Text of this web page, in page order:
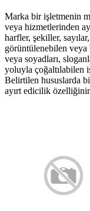
Marka bir işletmenin
veya hizmetlerinden
harfler, şekiller,
görüntülenebilen veya
veya soyadları,
yoluyla çoğaltılabilen
Belirtilen hususlarda
ayırt edicilik